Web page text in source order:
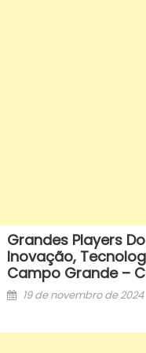
Grandes Players
Inovação,
Campo Grande –
Posted
19 de novembro de 2024